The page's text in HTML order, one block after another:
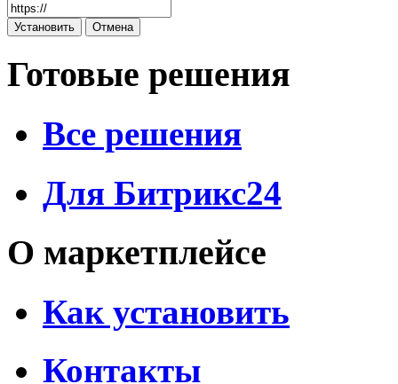
Готовые решения
Все решения
Для Битрикс24
О маркетплейсе
Как установить
Контакты